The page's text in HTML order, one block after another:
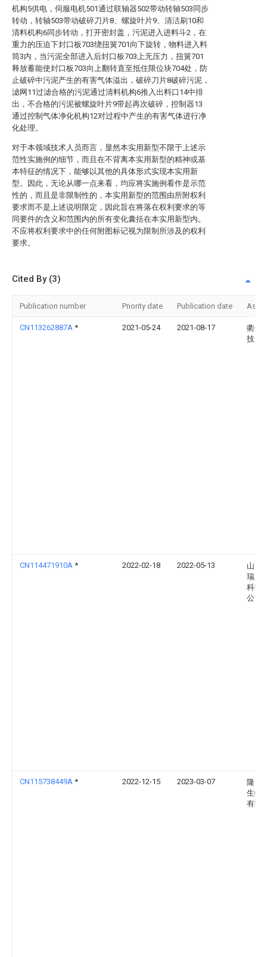
机构5供电，伺服电机501通过联轴器502带动转轴503同步
转动，转轴503带动破碎刀片8、螺旋叶片9、清洁刷10和
清料机构6同步转动，打开密封盖，污泥进入进料斗2，在
重力的压迫下封口板703绕扭簧701向下旋转，物料进入料
筒3内，当污泥全部进入后封口板703上无压力，扭簧701
释放蓄能使封口板703向上翻转直至抵住限位块704处，防
止破碎中污泥产生的有害气体溢出，破碎刀片8破碎污泥，
滤网11过滤合格的污泥通过清料机构6推入出料口14中排
出，不合格的污泥被螺旋叶片9带起再次破碎，控制器13
通过控制气体净化机构12对过程中产生的有害气体进行净
化处理。
对于本领域技术人员而言，显然本实用新型不限于上述示
范性实施例的细节，而且在不背离本实用新型的精神或基
本特征的情况下，能够以其他的具体形式实现本实用新
型。因此，无论从哪一点来看，均应将实施例看作是示范
性的，而且是非限制性的，本实用新型的范围由所附权利
要求而不是上述说明限定，因此旨在将落在权利要求的等
同要件的含义和范围内的所有变化囊括在本实用新型内。
不应将权利要求中的任何附图标记视为限制所涉及的权利
要求。
Cited By (3)
Publication number Priority date Publication date
CN113262887A * 2021-05-24 2021-08-17
衢州
技术
CN114471910A * 2022-02-18 2022-05-13
山西
瑞新
科技
公司
CN115738449A * 2022-12-15 2023-03-07
隆回
生物
有限